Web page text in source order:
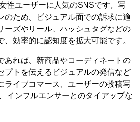
性ユーザーに人気のSNSです。写
のため、ビジュアル面での訴求に適
ーズやリール、ハッシュタグなどの
、効率的に認知度を拡大可能です。
あれば、新商品やコーディネートの
プトを伝えるビジュアルの発信など
ライブコマース、ユーザーの投稿写
インフルエンサーとのタイアップな